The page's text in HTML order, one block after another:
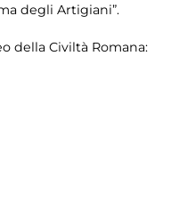
degli Artigiani”.
della Civiltà Romana: